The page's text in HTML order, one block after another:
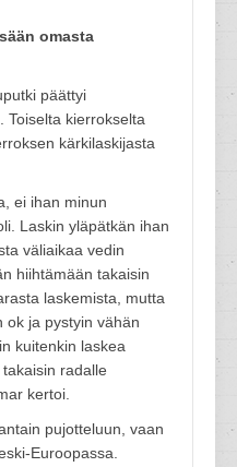
omasta
päättyi
Toiselta kierrokselta
kärkilaskijasta
ei ihan minun
Laskin yläpätkän ihan
väliaikaa vedin
hiihtämään takaisin
laskemista, mutta
ok ja pystyin vähän
kuitenkin laskea
radalle
kertoi.
pujotteluun, vaan
Euroopassa.